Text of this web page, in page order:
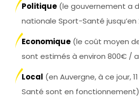
Politique (le gouvernement a
nationale Sport-Santé jusqu’en
Economique (le coût moyen
sont estimés à environ 800€ /
Local (en Auvergne, à ce jour,
Santé sont en fonctionnement)